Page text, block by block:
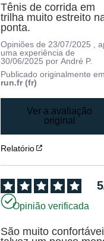
Tênis de corrida em
trilha muito estreito
ponta.
Opiniões de 23/07/2025
,
uma experiência de
30/06/2025 porAndré P.
Publicado originalmente
run.fr (fr)
Ver a avaliação
original
Relatório
5
Opinião verificada
São muito